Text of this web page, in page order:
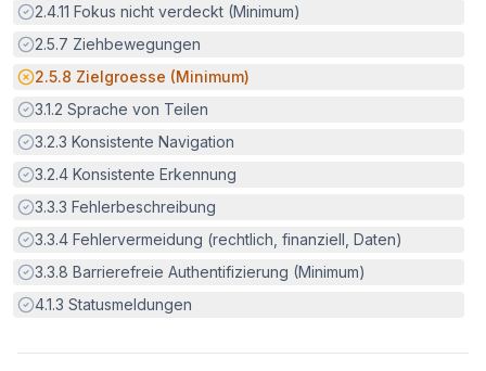
Erfüllt:
2.4.11 Fokus nicht verdeckt (Minimum)
Erfüllt:
2.5.7 Ziehbewegungen
Potenzielle Barriere:
2.5.8 Zielgroesse (Minimum)
Erfüllt:
3.1.2 Sprache von Teilen
Erfüllt:
3.2.3 Konsistente Navigation
Erfüllt:
3.2.4 Konsistente Erkennung
Erfüllt:
3.3.3 Fehlerbeschreibung
Erfüllt:
3.3.4 Fehlervermeidung (rechtlich, finanziell, Daten)
Erfüllt:
3.3.8 Barrierefreie Authentifizierung (Minimum)
Erfüllt:
4.1.3 Statusmeldungen